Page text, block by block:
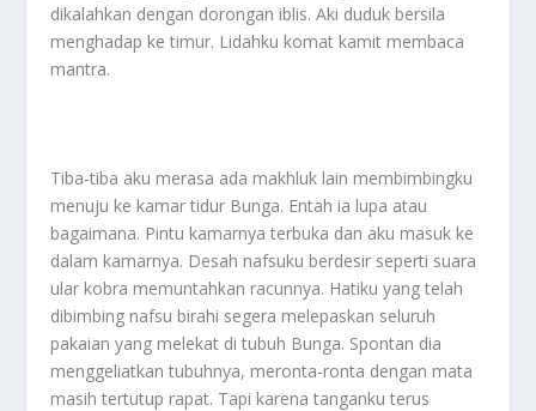
dikalahkan dengan dorongan iblis. Aki duduk bersila
menghadap ke timur. Lidahku komat kamit membaca
mantra.
Tiba-tiba aku merasa ada makhluk lain membimbingku
menuju ke kamar tidur Bunga. Entah ia lupa atau
bagaimana. Pintu kamarnya terbuka dan aku masuk ke
dalam kamarnya. Desah nafsuku berdesir seperti suara
ular kobra memuntahkan racunnya. Hatiku yang telah
dibimbing nafsu birahi segera melepaskan seluruh
pakaian yang melekat di tubuh Bunga. Spontan dia
menggeliatkan tubuhnya, meronta-ronta dengan mata
masih tertutup rapat. Tapi karena tanganku terus